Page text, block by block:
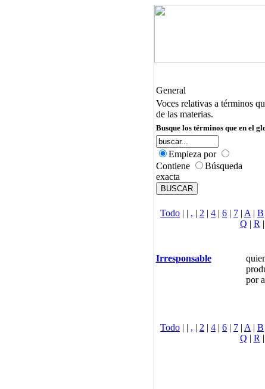
General
Voces relativas a términos
de las materias.
Busque los términos que en el
Empieza por
Contiene
Búsqueda
exacta
Todo | | , | 2 | 4 | 6 | 7 | A | B
Q | R |
Irresponsable
por
Todo | | , | 2 | 4 | 6 | 7 | A | B
Q | R |